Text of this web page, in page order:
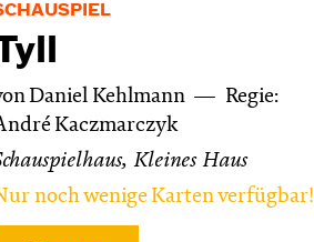
Daniel Kehlmann
Regie:
Kaczmarczyk
Kleines Haus
noch wenige Karten verfügbar!